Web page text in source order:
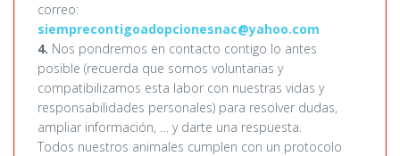
correo:
siemprecontigoadopcionesnac@yahoo.com
4. Nos pondremos en contacto contigo lo antes
posible (recuerda que somos voluntarias y
compatibilizamos esta labor con nuestras vidas y
responsabilidades personales) para resolver dudas,
ampliar información, … y darte una respuesta.
Todos nuestros animales cumplen con un protocolo